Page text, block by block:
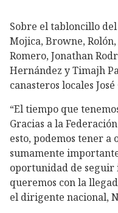
Sobre el tabloncillo
Mojica, Browne, Rolón,
Romero, Jonathan
Hernández y Timajh
canasteros locales
“El tiempo que
Gracias a la
esto, podemos tener a
sumamente
oportunidad de
queremos con la
el dirigente nacional,